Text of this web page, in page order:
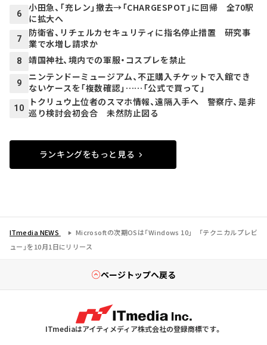
6
小田急、「充レン」撤去→「CHARGESPOT」に回帰 全70駅
に拡大へ
7
防衛省、リチェルカセキュリティに指名停止措置 研究事
業で水増し請求か
8 靖国神社、境内での軍服・コスプレを禁止
9
ニンテンドーミュージアム、不正購入チケットで入館でき
ないケースを「複数確認」……「公式で買って」
10
トクリュウ上位者のスマホ情報、遠隔入手へ 警察庁、是非
巡り検討会初会合 未然防止図る
ランキングをもっと見る
ITmedia NEWS
Microsoftの次期OSは「Windows 10」 「テクニカルプレビ
ュー」を10月1日にリリース
ページトップへ戻る
ITmediaはアイティメディア株式会社の登録商標です。